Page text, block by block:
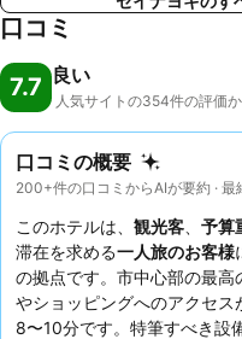
口コミ
7.7 良い
人気サイトの354件の評価
口コミの概要
200+件の口コミからAIが要約 ·
このホテルは、 観光客 予算
滞在を求める一人旅のお客様
の拠点です。市中心部の最高
やショッピングへのアクセス
8〜10分です。特筆すべき設